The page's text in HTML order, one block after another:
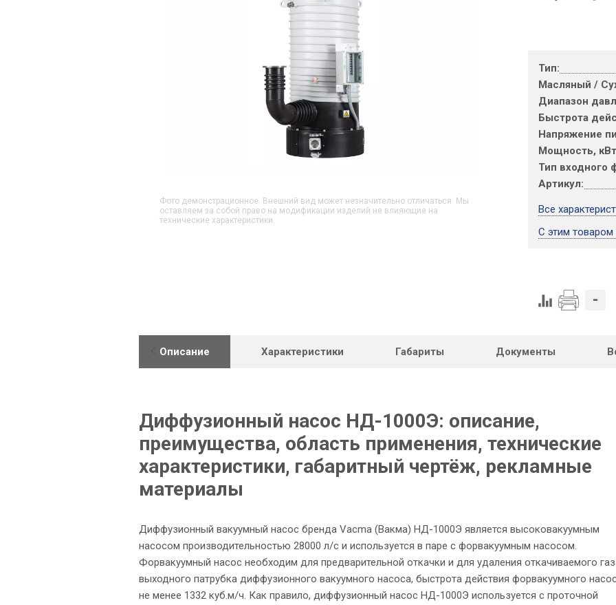
Фото демонстрационное. Внешний вид может незначительно отличаться. Мы
оставляем за собой право на модификации изделий не влияющие на
технические характеристики.
Тип:
Масляный /
Диапазон
Быстрота
Напряжение
Мощность,
Тип входного
Артикул:
Все
С этим
-
Описание Характеристики Габариты Документы
Диффузионный насос НД-1000Э: описание,
преимущества, область применения, технические
характеристики, габаритный чертёж, рекламные
материалы
Диффузионный вакуумный насос бренда Vacma (Вакма) НД-1000Э является высоковакуумным
насосом производительностью 28000 л/с и используется в паре с форвакуумным насосом.
Форвакуумный насос необходим для предварительной откачки и для удаления откачиваемого
выходного патрубка диффузионного вакуумного насоса, быстрота действия форвакуумного
не менее 1332 куб.м/ч. Как правило, диффузионный насос НД-1000Э используется с проточной